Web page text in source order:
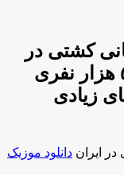
کشتی در
ایران: باید استادیوم کشتی ۵۰ هزار نفری
زیادی
ایران دانلود موزیک